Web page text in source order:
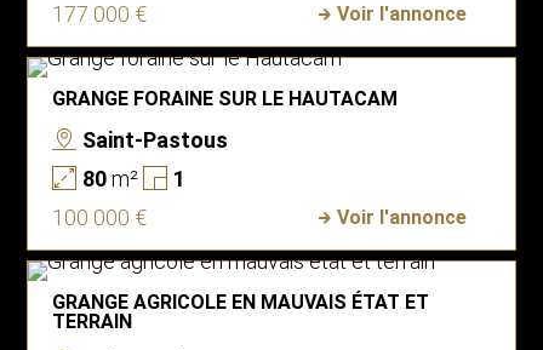
177 000 €
Voir l'annonce
GRANGE FORAINE SUR LE HAUTACAM
Saint-Pastous
80m²
1
100 000 €
Voir l'annonce
GRANGE AGRICOLE EN MAUVAIS ÉTAT ET
TERRAIN